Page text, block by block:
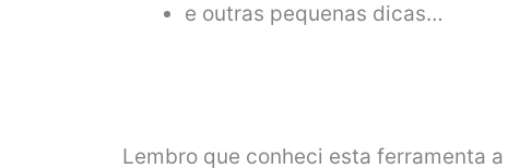
e outras pequenas dicas…
Lembro que conheci esta ferramenta